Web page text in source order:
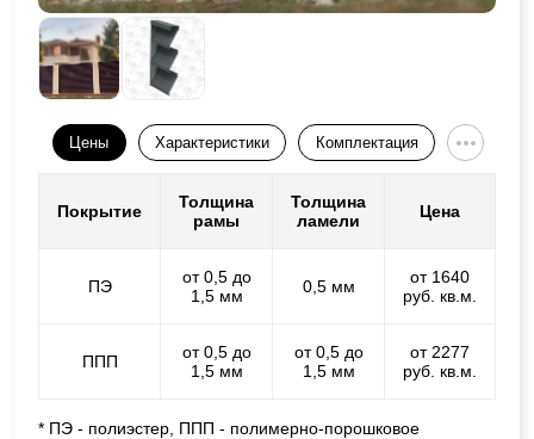
Цены Характеристики Комплектация
Покрытие
Толщина
рамы
Толщина
ламели
Цена
ПЭ
от 0,5 до
1,5 мм
0,5 мм
от 1640
руб. кв.м.
ППП
от 0,5 до
1,5 мм
от 0,5 до
1,5 мм
от 2277
руб. кв.м.
* ПЭ - полиэстер, ППП - полимерно-порошковое